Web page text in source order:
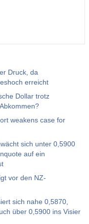
Druck, da
erreicht
Dollar trotz
weakens case for
sich unter 0,5900
auf ein
vor den NZ-
sich nahe 0,5870,
über 0,5900 ins Visier